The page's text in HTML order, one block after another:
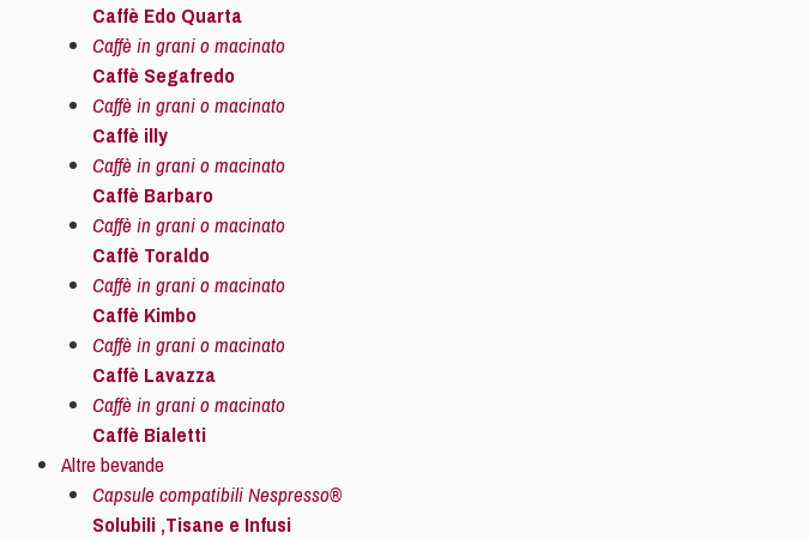
Caffè Edo Quarta
Caffè in grani o macinato
Caffè Segafredo
Caffè in grani o macinato
Caffè illy
Caffè in grani o macinato
Caffè Barbaro
Caffè in grani o macinato
Caffè Toraldo
Caffè in grani o macinato
Caffè Kimbo
Caffè in grani o macinato
Caffè Lavazza
Caffè in grani o macinato
Caffè Bialetti
Altre bevande
Capsule compatibili Nespresso®
Solubili ,Tisane e Infusi